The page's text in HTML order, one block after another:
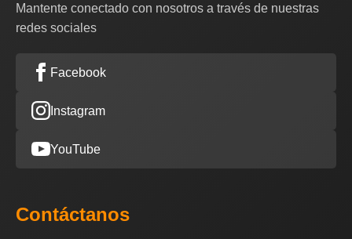
Mantente conectado con nosotros a través de nuestras
redes sociales
Facebook
Instagram
YouTube
Contáctanos